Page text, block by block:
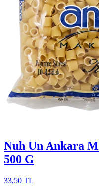
Nuh Un Ankara
500 G
33,50 TL